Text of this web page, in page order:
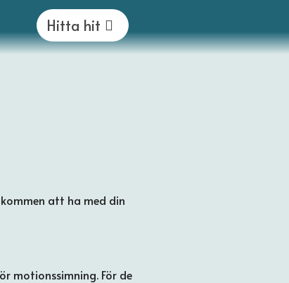
Hitta hit
att ha med din
motionssimning. För de